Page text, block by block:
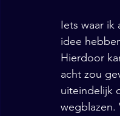
Iets waar ik
idee
Hierdoor
acht zou
uiteindelijk
wegblazen.